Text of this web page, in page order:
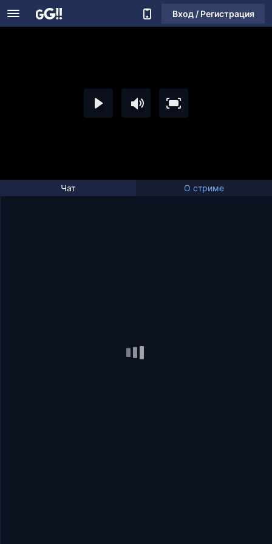
Вход / Регистрация
Чат О стриме